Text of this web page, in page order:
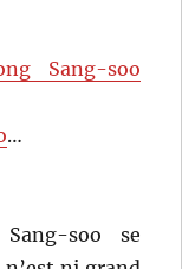
Sang-soo
…
soo se